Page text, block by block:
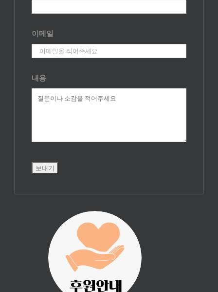
이메일
내용
진리횃불 사역은
여러분의 후원으
로 이루어집니다.